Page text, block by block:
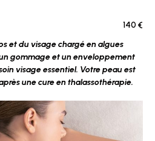
140 €
et du visage chargé en algues
gommage et un enveloppement
visage essentiel. Votre peau est
une cure en thalassothérapie.